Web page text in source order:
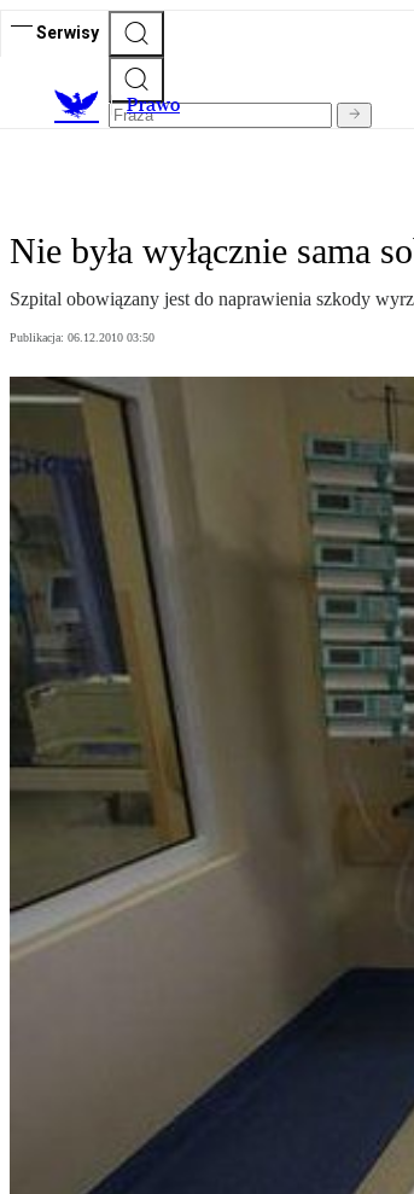
Serwisy
Prawo
Nie była wyłącznie sama
Szpital obowiązany jest do naprawienia szkody
Publikacja: 06.12.2010 03:50